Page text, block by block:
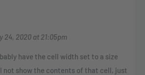
24, 2020 at 21:05pm
have the cell width set to a size
not show the contents of that cell, just